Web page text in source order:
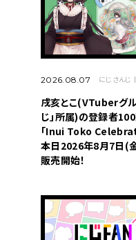
2026.08.07 にじさんじ
戌亥とこ(VTuberグル
じ」所属)の登録者
「Inui Toko
本日2026年8月7日(
販売開始！